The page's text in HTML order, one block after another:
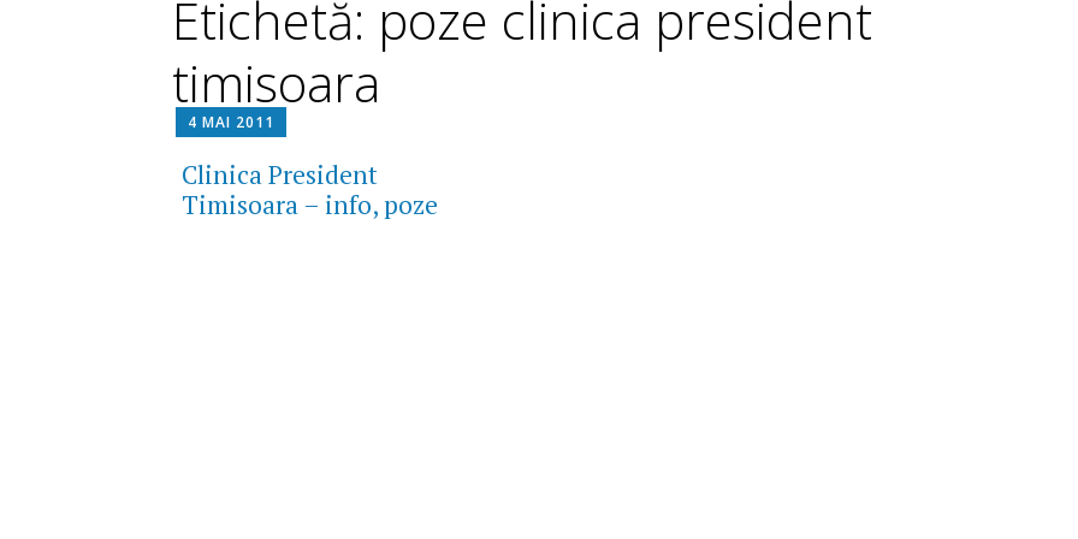
Etichetă: poze clinica president
timisoara
4 MAI 2011
Clinica President
Timisoara – info, poze